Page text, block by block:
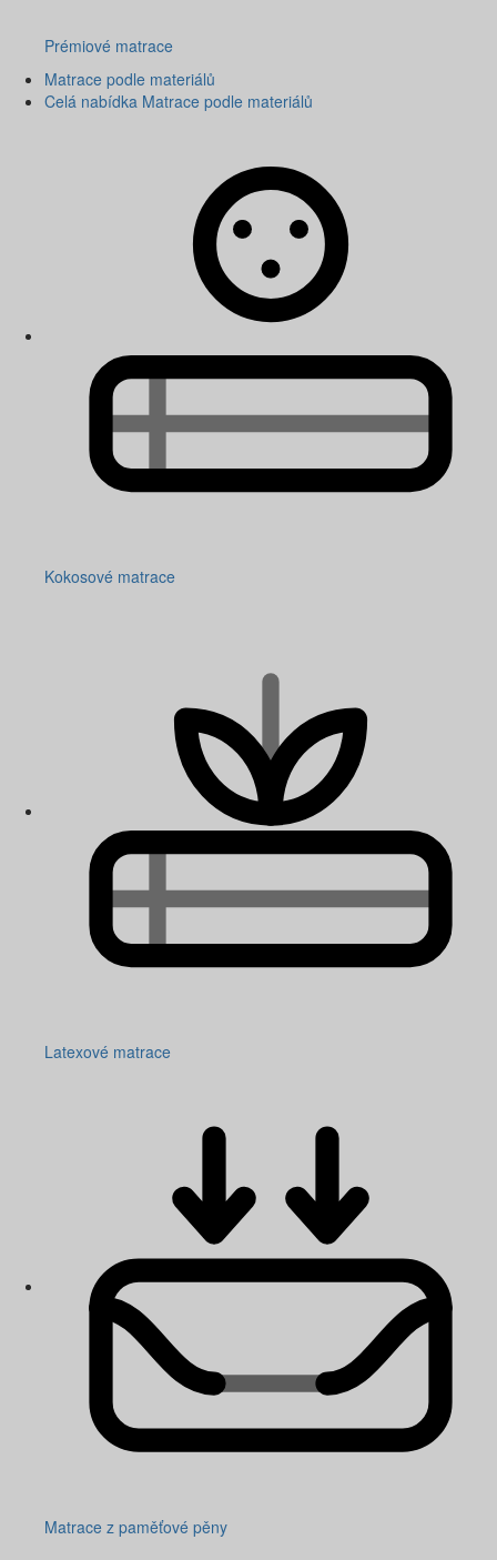
Prémiové matrace
Matrace podle materiálů
Celá nabídka Matrace podle materiálů
Kokosové matrace
Latexové matrace
Matrace z paměťové pěny